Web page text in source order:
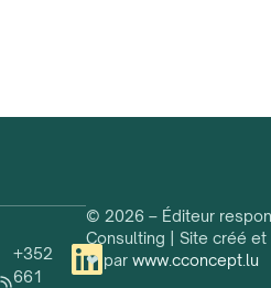
+352
661
© 2026 – Éditeur
Consulting | Site créé
❤ parwww.cconcept.lu